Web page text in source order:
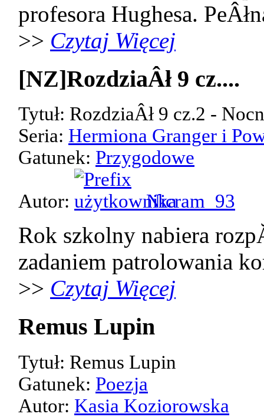
profesora Hughesa.
>> Czytaj Więcej
[NZ]RozdziaÂł 9 cz....
Tytuł: RozdziaÂł 9 cz.2 -
Seria: Hermiona Granger i
Gatunek: Przygodowe
Autor: Nicram_93
Rok szkolny nabiera
zadaniem patrolowania
>> Czytaj Więcej
Remus Lupin
Tytuł: Remus Lupin
Gatunek: Poezja
Autor: Kasia Koziorowska